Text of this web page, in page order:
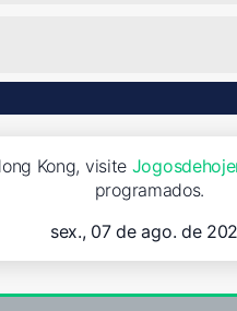
Kong, visite
programados.
sex., 07 de ago. de